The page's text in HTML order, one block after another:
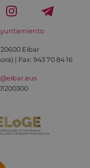
Eibar
| Fax: 943 70 84 16